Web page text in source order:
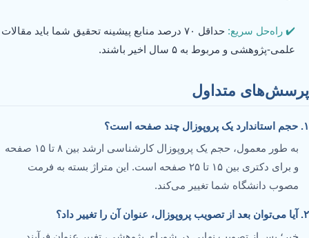
✔️ راه‌حل سریع:
حداقل ۷۰ درصد منابع پیشینه تحقیق شما باید مقالات
علمی-پژوهشی و مربوط به ۵ سال اخیر باشند.
پرسش‌های متداول
۱. حجم استاندارد یک پروپوزال چند صفحه است؟
به طور معمول، حجم یک پروپوزال کارشناسی ارشد بین ۸ تا ۱۵ صفحه
و برای دکتری بین ۱۵ تا ۲۵ صفحه است. این متراژ بسته به فرمت
مصوب دانشگاه شما تغییر می‌کند.
۲. آیا می‌توان بعد از تصویب پروپوزال، عنوان آن را تغییر داد؟